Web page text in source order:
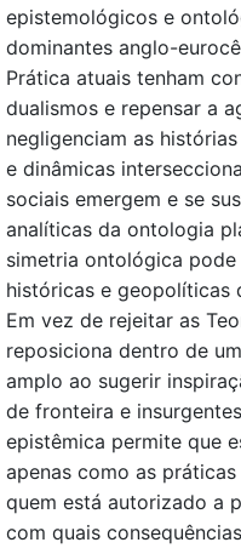
epistemológicos e
dominantes anglo-
Prática atuais tenham
dualismos e repensar a
negligenciam as
e dinâmicas
sociais emergem e se
analíticas da ontologia
simetria ontológica
históricas e geopolíticas
Em vez de rejeitar as
reposiciona dentro de
amplo ao sugerir
de fronteira e
epistêmica permite que
apenas como as
quem está autorizado a
com quais